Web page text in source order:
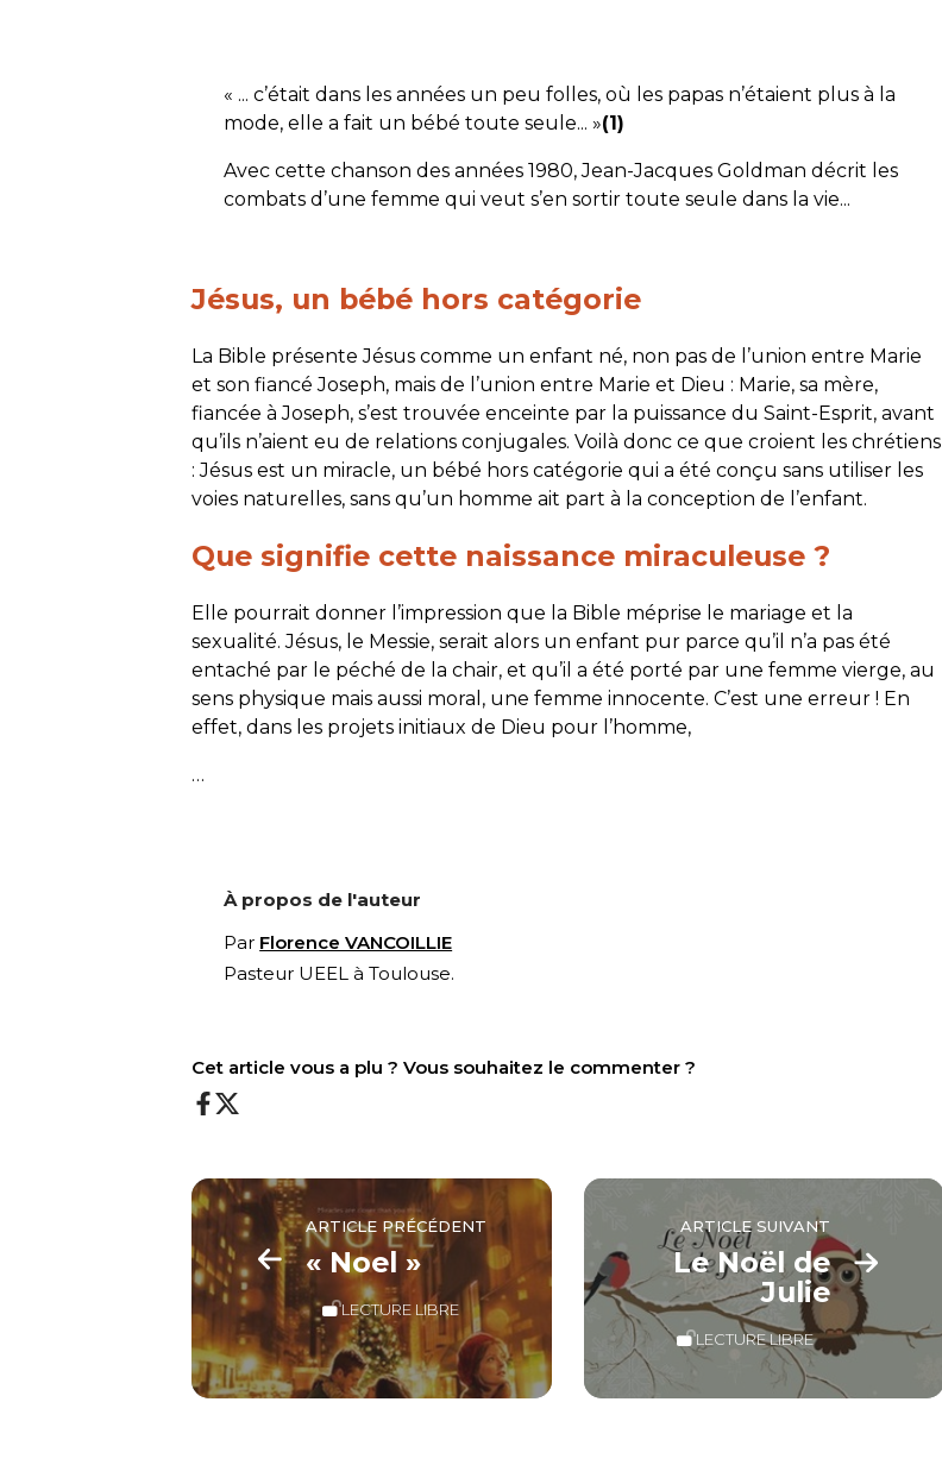
« ... c’était dans les années un peu folles, où les papas n’étaient plus à la
mode, elle a fait un bébé toute seule... »(1)
Avec cette chanson des années 1980, Jean-Jacques Goldman décrit les
combats d’une femme qui veut s’en sortir toute seule dans la vie...
Jésus, un bébé hors catégorie
La Bible présente Jésus comme un enfant né, non pas de l’union entre Marie
et son fiancé Joseph, mais de l’union entre Marie et Dieu : Marie, sa mère,
fiancée à Joseph, s’est trouvée enceinte par la puissance du Saint-Esprit, avant
qu’ils n’aient eu de relations conjugales. Voilà donc ce que croient les chrétiens
: Jésus est un miracle, un bébé hors catégorie qui a été conçu sans utiliser les
voies naturelles, sans qu’un homme ait part à la conception de l’enfant.
Que signifie cette naissance miraculeuse ?
Elle pourrait donner l’impression que la Bible méprise le mariage et la
sexualité. Jésus, le Messie, serait alors un enfant pur parce qu’il n’a pas été
entaché par le péché de la chair, et qu’il a été porté par une femme vierge, au
sens physique mais aussi moral, une femme innocente. C’est une erreur ! En
effet, dans les projets initiaux de Dieu pour l’homme,
…
À propos de l'auteur
Par Florence VANCOILLIE
Pasteur UEEL à Toulouse.
Cet article vous a plu ? Vous souhaitez le commenter ?
ARTICLE PRÉCÉDENT
« Noel »
LECTURE LIBRE
ARTICLE SUIVANT
Le Noël de
Julie
LECTURE LIBRE